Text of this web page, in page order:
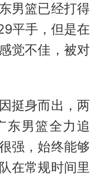
男篮已经打得
平手，但是在
觉不佳，被对
挺身而出，两
东男篮全力追
强，始终能够
在常规时间里